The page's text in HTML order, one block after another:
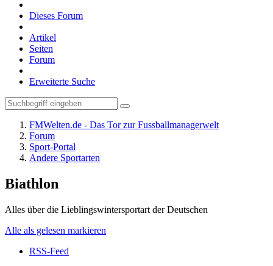
Dieses Forum
Artikel
Seiten
Forum
Erweiterte Suche
FMWelten.de - Das Tor zur Fussballmanagerwelt
Forum
Sport-Portal
Andere Sportarten
Biathlon
Alles über die Lieblingswintersportart der Deutschen
Alle als gelesen markieren
RSS-Feed